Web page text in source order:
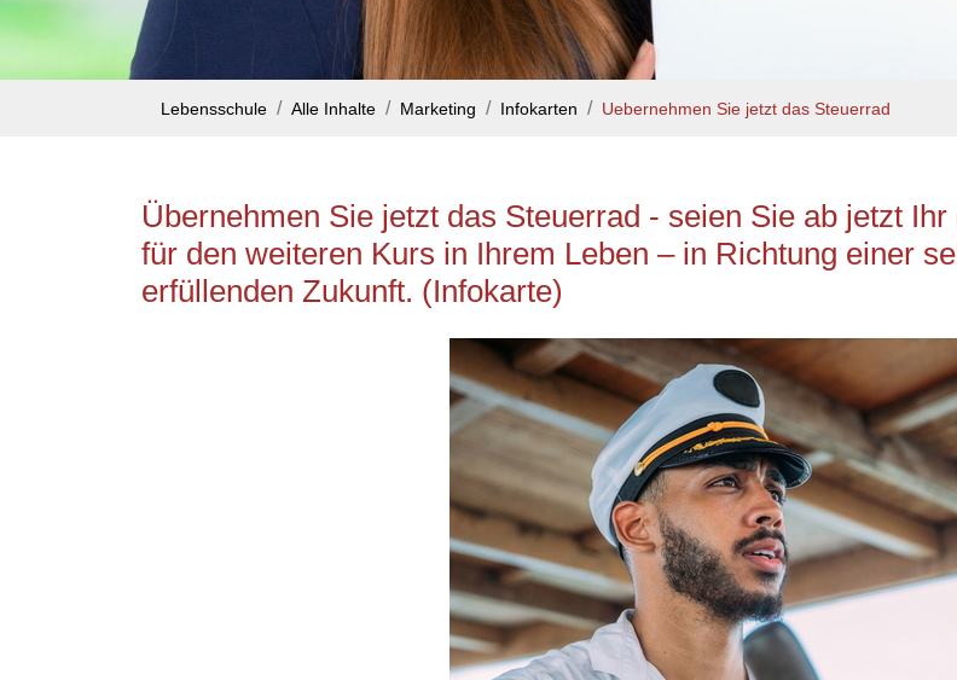
Lebensschule Alle Inhalte Marketing Infokarten Uebernehmen Sie jetzt das Steuerrad
Übernehmen Sie jetzt das Steuerrad - seien Sie ab jetzt
für den weiteren Kurs in Ihrem Leben – in Richtung einer
erfüllenden Zukunft. (Infokarte)